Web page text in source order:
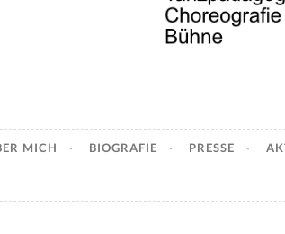
MICH BIOGRAFIE PRESSE